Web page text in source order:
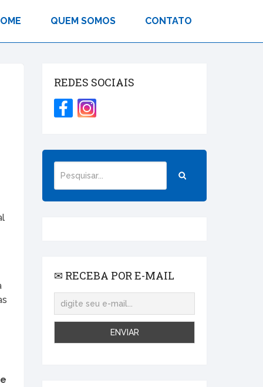
QUEM SOMOS CONTATO
REDES SOCIAIS
✉ RECEBA POR E-MAIL